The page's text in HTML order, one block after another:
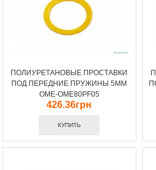
ПОЛИУРЕТАНОВЫЕ ПРОСТАВКИ
ПОД ПЕРЕДНИЕ ПРУЖИНЫ 5MM
OME-OME80PF05
426.36грн